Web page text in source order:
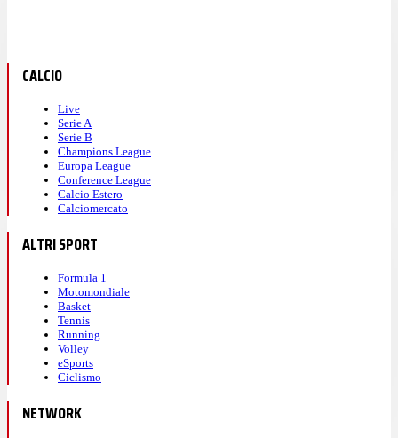
CALCIO
Live
Serie A
Serie B
Champions League
Europa League
Conference League
Calcio Estero
Calciomercato
ALTRI SPORT
Formula 1
Motomondiale
Basket
Tennis
Running
Volley
eSports
Ciclismo
NETWORK